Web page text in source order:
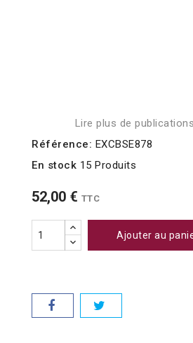
Lire plus de
Référence: EXCBSE878
En stock 15 Produits
52,00 € TTC
Ajouter au